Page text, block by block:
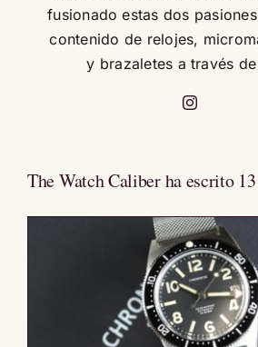
fusionado estas dos
contenido de relojes,
y brazaletes a través
The Watch Caliber ha escrito